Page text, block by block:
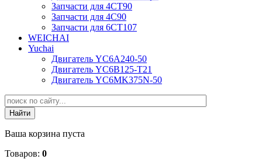
Запчасти для 4CT90
Запчасти для 4С90
Запчасти для 6CT107
WEICHAI
Yuchai
Двигатель YC6A240-50
Двигатель YC6B125-T21
Двигатель YC6MK375N-50
Ваша корзина пуста
Товаров: 0